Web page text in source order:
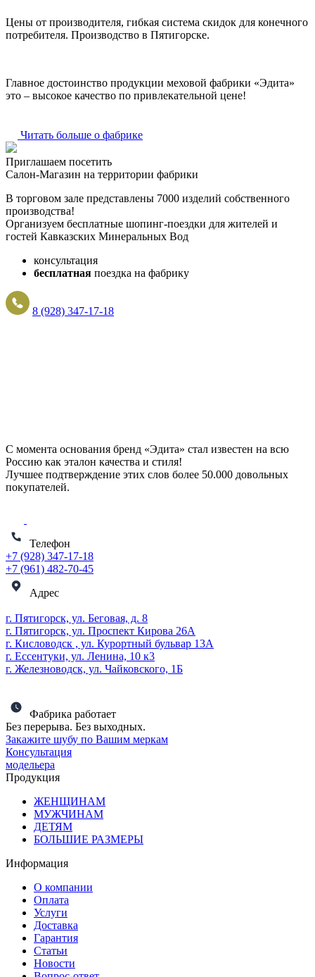
Цены от производителя, гибкая система скидок для конечного
потребителя. Производство в Пятигорске.
Главное достоинство продукции меховой фабрики «Эдита»
это – высокое качество по привлекательной цене!
Читать больше о фабрике
Приглашаем посетить
Салон-Магазин на территории фабрики
В торговом зале представлены 7000 изделий собственного
производства!
Организуем бесплатные шопинг-поездки для жителей и
гостей Кавказских Минеральных Вод
консультация
бесплатная поездка на фабрику
8 (928) 347-17-18
С момента основания бренд «Эдита» стал известен на всю
Россию как эталон качества и стиля!
Лучшее подтверждение этих слов более 50.000 довольных
покупателей.
Телефон
+7 (928) 347-17-18
+7 (961) 482-70-45
Адрес
г. Пятигорск, ул. Беговая, д. 8
г. Пятигорск, ул. Проспект Кирова 26А
г. Кисловодск , ул. Курортный бульвар 13А
г. Ессентуки, ул. Ленина, 10 к3
г. Железноводск, ул. Чайковского, 1Б
Фабрика работает
Без перерыва. Без выходных.
Закажите шубу по Вашим меркам
Консультация
модельера
Продукция
ЖЕНЩИНАМ
МУЖЧИНАМ
ДЕТЯМ
БОЛЬШИЕ РАЗМЕРЫ
Информация
О компании
Оплата
Услуги
Доставка
Гарантия
Статьи
Новости